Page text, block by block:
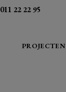
011 22 22 95